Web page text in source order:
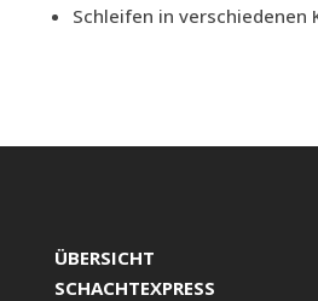
Schlei­fen in ver­schie­de­nen
ÜBERSICHT
SCHACHTEXPRESS